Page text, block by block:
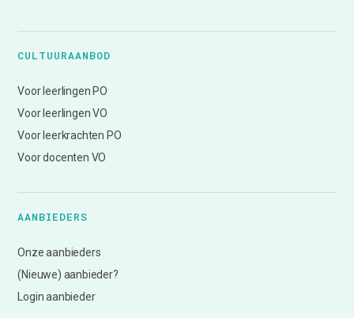
CULTUURAANBOD
Voor leerlingen PO
Voor leerlingen VO
Voor leerkrachten PO
Voor docenten VO
AANBIEDERS
Onze aanbieders
(Nieuwe) aanbieder?
Login aanbieder